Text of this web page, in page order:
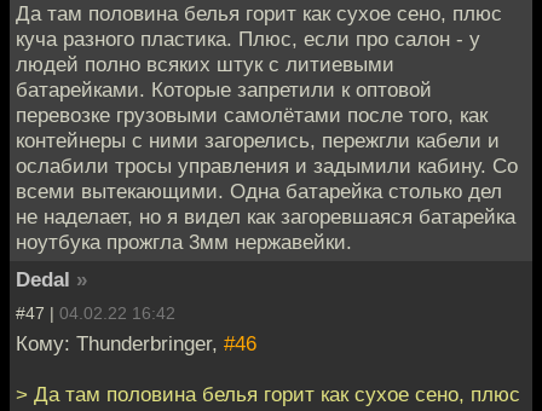
Да там половина белья горит как сухое сено, плюс
куча разного пластика. Плюс, если про салон - у
людей полно всяких штук с литиевыми
батарейками. Которые запретили к оптовой
перевозке грузовыми самолётами после того, как
контейнеры с ними загорелись, пережгли кабели и
ослабили тросы управления и задымили кабину. Со
всеми вытекающими. Одна батарейка столько дел
не наделает, но я видел как загоревшаяся батарейка
ноутбука прожгла 3мм нержавейки.
Dedal »
#47 | 04.02.22 16:42
Кому: Thunderbringer, #46
> Да там половина белья горит как сухое сено, плюс